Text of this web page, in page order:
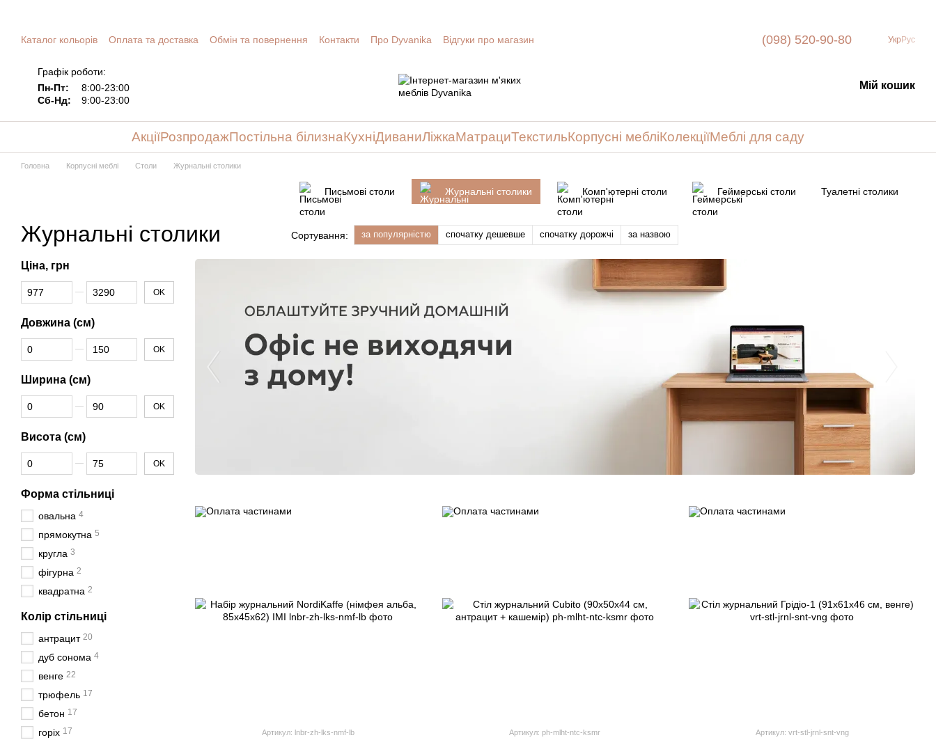
Каталог кольорів Оплата та доставка Обмін та повернення Контакти Про Dyvanika Відгуки про магазин (098) 520-90-80 Укр Рус
Графік роботи:
Пн-Пт:
8:00-23:00
Сб-Нд:
9:00-23:00
Мій кошик
АкціїРозпродажПостільна білизнаКухніДиваниЛіжкаМатрациТекстильКорпусні мебліКолекціїМеблі для саду
Головна Корпусні меблі Столи Журнальні столики
Журнальні столики
Письмові столи Журнальні столики Комп'ютерні столи Геймерські столи Туалетні столики
Сортування: за популярністю спочатку дешевше спочатку дорожчі за назвою
Артикул: lnbr-zh-lks-nmf-lb Артикул: ph-mlht-ntc-ksmr Артикул: vrt-stl-jrnl-snt-vng
Ціна, грн
Від Ціна, грн
До Ціна, грн OK
Довжина (см)
Від Довжина (см)
До Довжина (см) OK
Ширина (см)
Від Ширина (см)
До Ширина (см) OK
Висота (см)
Від Висота (см)
До Висота (см) OK
Форма стільниці
овальна 4
прямокутна 5
кругла 3
фігурна 2
квадратна 2
Колір стільниці
антрацит 20
дуб сонома 4
венге 22
трюфель 17
бетон 17
горіх 17